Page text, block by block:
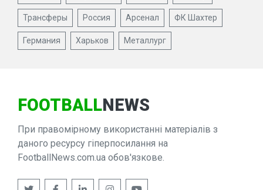
Трансферы Россия Арсенал ФК Шахтер
Германия Харьков Металлург
FOOTBALLNEWS
При правомірному використанні матеріалів з
даного ресурсу гіперпосилання на
FootballNews.com.ua обов'язкове.